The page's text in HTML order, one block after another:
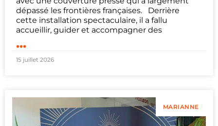
dépassé les frontières françaises. Derrière
cette installation spectaculaire, il a fallu
accueillir, guider et accompagner des
...
15 juillet 2026
MARIANNE